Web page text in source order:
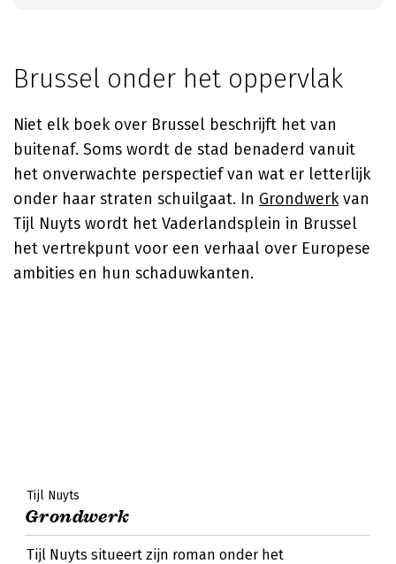
Brussel onder het oppervlak
Niet elk boek over Brussel beschrijft het van
buitenaf. Soms wordt de stad benaderd vanuit
het onverwachte perspectief van wat er letterlijk
onder haar straten schuilgaat. In Grondwerkvan
Tijl Nuyts wordt het Vaderlandsplein in Brussel
het vertrekpunt voor een verhaal over Europese
ambities en hun schaduwkanten.
Tijl Nuyts
Grondwerk
Tijl Nuyts situeert zijn roman onder het